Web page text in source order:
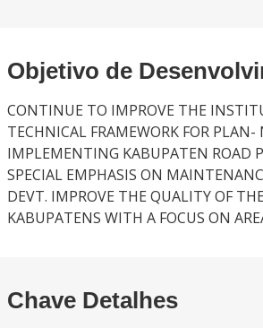
Objetivo de
CONTINUE TO IMPROVE THE
TECHNICAL FRAMEWORK FOR
IMPLEMENTING KABUPATEN ROAD
SPECIAL EMPHASIS ON
DEVT. IMPROVE THE QUALITY OF
KABUPATENS WITH A FOCUS ON
Chave Detalhes